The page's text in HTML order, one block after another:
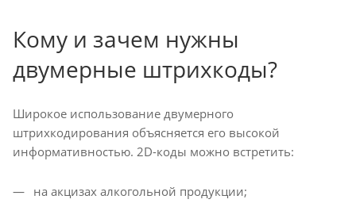
Кому и зачем нужны
двумерные штрихкоды?
Широкое использование двумерного
штрихкодирования объясняется его высокой
информативностью. 2D-коды можно встретить:
на акцизах алкогольной продукции;